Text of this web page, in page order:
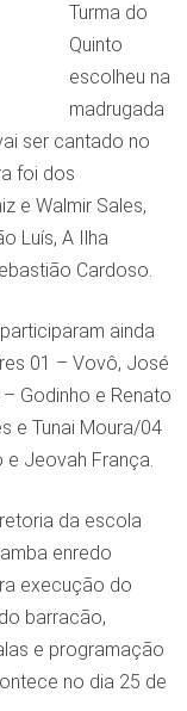
Turma do
Quinto
escolheu na
madrugada
ser cantado no
foi dos
e Walmir Sales,
Luís, A Ilha
Cardoso.
ainda
01 – Vovô, José
Godinho e Renato
e Tunai Moura/04
e Jeovah França.
da escola
enredo
execução do
barracão,
e programação
no dia 25 de